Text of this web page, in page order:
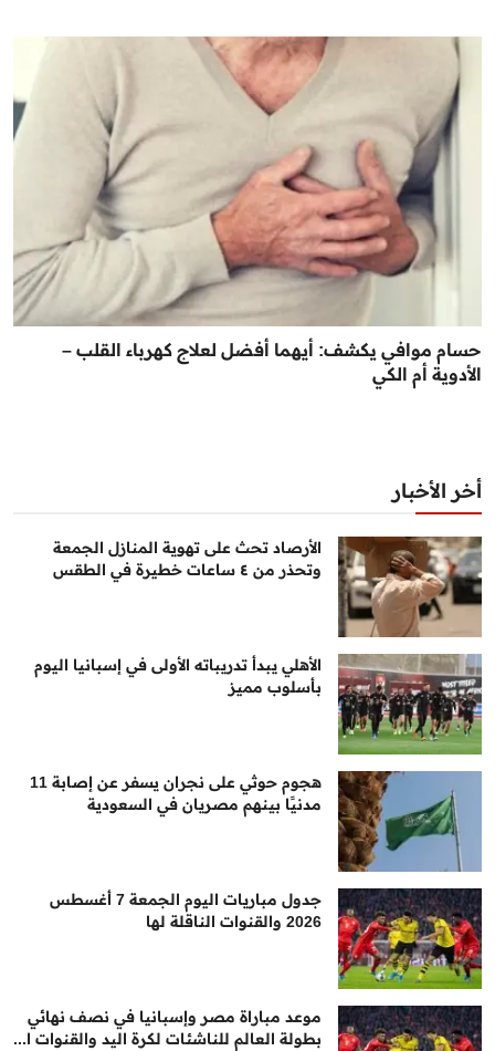
حسام موافي يكشف: أيهما أفضل لعلاج كهرباء القلب –
الأدوية أم الكي
أخر الأخبار
الأرصاد تحث على تهوية المنازل الجمعة
وتحذر من ٤ ساعات خطيرة في الطقس
الأهلي يبدأ تدريباته الأولى في إسبانيا اليوم
بأسلوب مميز
هجوم حوثي على نجران يسفر عن إصابة 11
مدنيًا بينهم مصريان في السعودية
جدول مباريات اليوم الجمعة 7 أغسطس
2026 والقنوات الناقلة لها
موعد مباراة مصر وإسبانيا في نصف نهائي
بطولة العالم للناشئات لكرة اليد والقنوات ا...